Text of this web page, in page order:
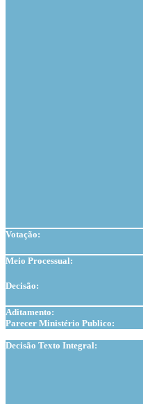
Votação:
Meio Processual:
Decisão:
Aditamento:
Parecer Ministério Publico:
Decisão Texto Integral: